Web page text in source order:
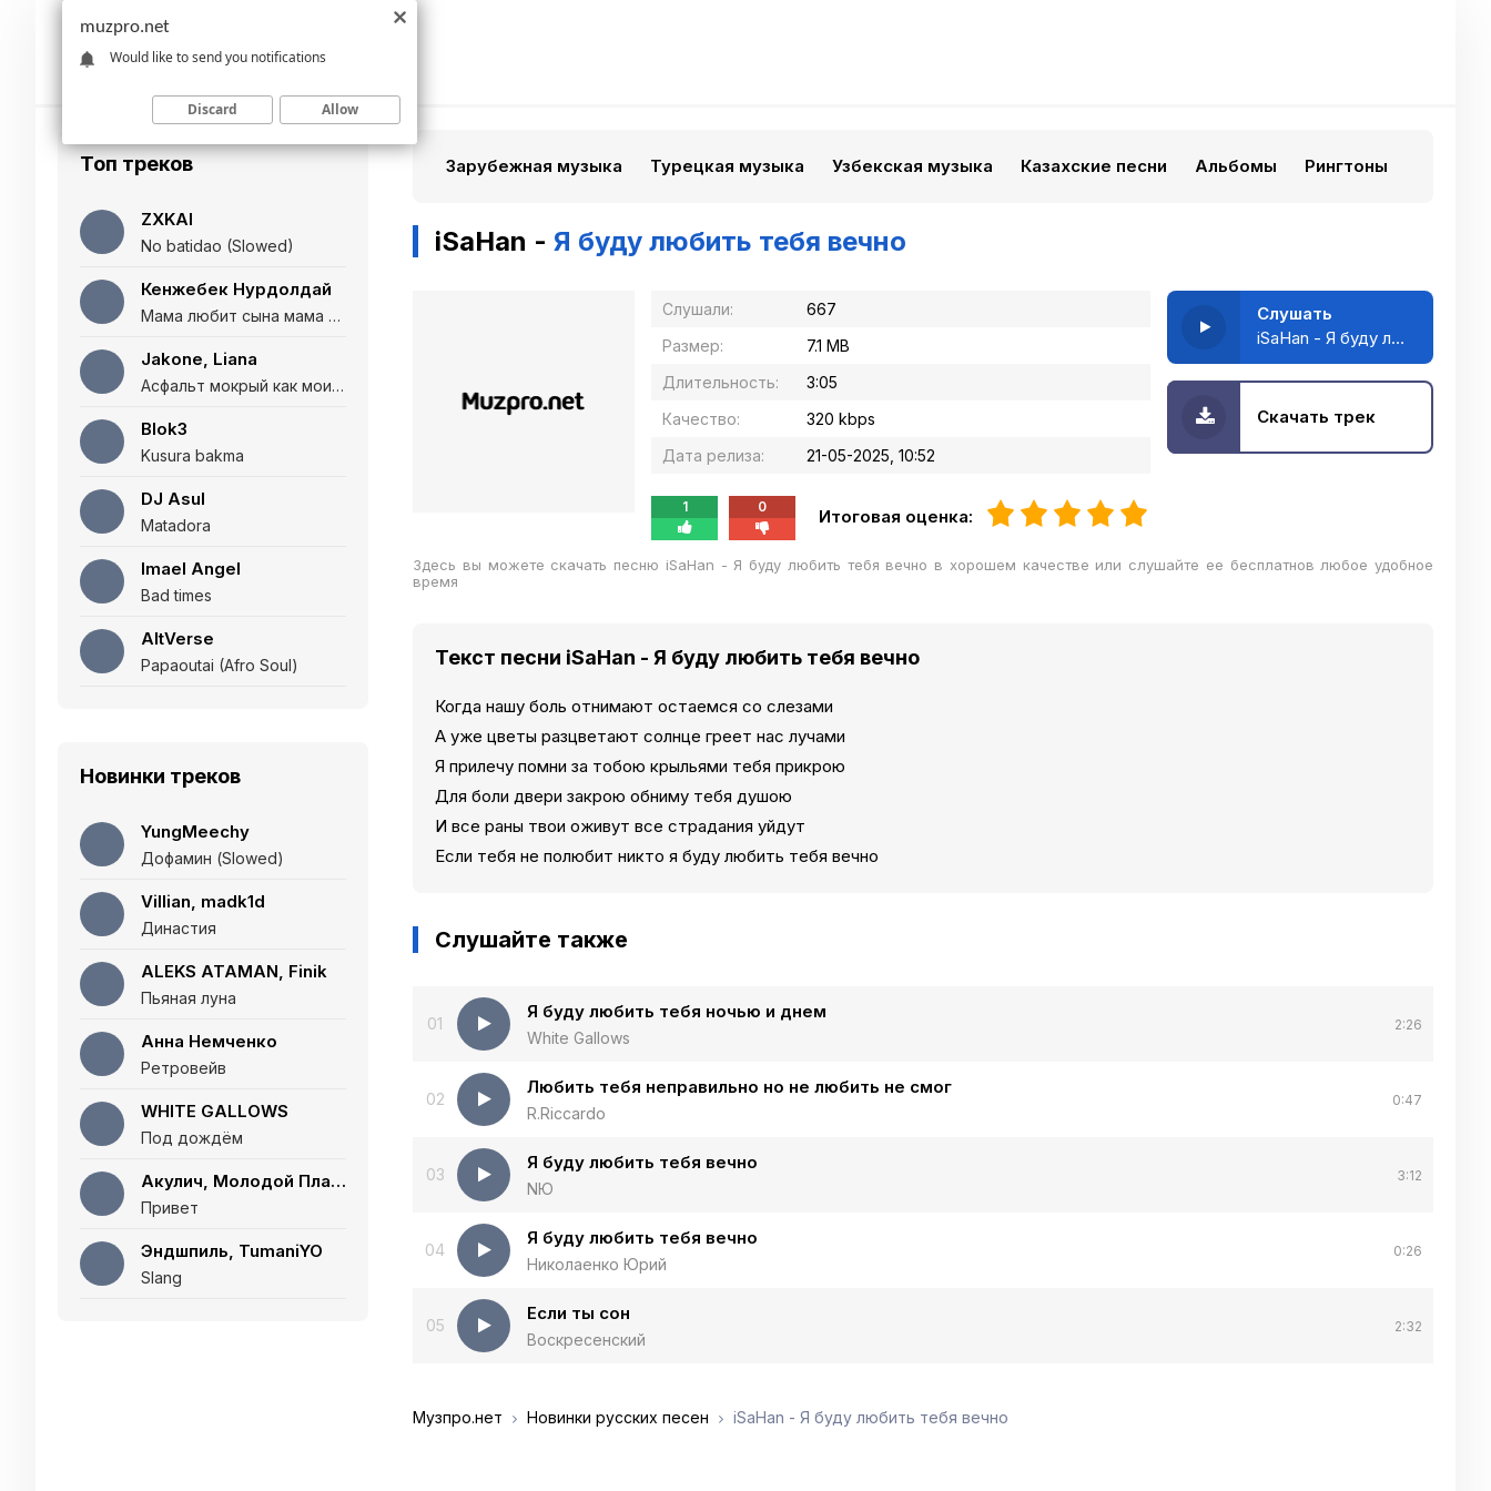
Топ треков
ZXKAI
No batidao (Slowed)
Кенжебек Нурдолдай
Мама любит сына мама любит дочь (Полная версия)
Jakone, Liana
Асфальт мокрый как мои глаза и я нарезаю
Blok3
Kusura bakma
DJ Asul
Matadora
Imael Angel
Bad times
AltVerse
Papaoutai (Afro Soul)
Новинки треков
YungMeechy
Дофамин (Slowed)
Villian, madk1d
Династия
ALEKS ATAMAN, Finik
Пьяная луна
Анна Немченко
Ретровейв
WHITE GALLOWS
Под дождём
Акулич, Молодой Платон
Привет
Эндшпиль, TumaniYO
Slang
Зарубежная музыка Турецкая музыка Узбекская музыка Казахские песни Альбомы Рингтоны
iSaHan - Я буду любить тебя вечно
Слушали:
667
Размер:
7.1 MB
Длительность:
3:05
Качество:
320 kbps
Дата релиза:
21-05-2025, 10:52
1 0 Итоговая оценка:
Слушать
iSaHan - Я буду любить тебя вечно
Скачать трек
Здесь вы можете скачать песню iSaHan - Я буду любить тебя вечно в хорошем качестве или слушайте ее бесплатнов любое удобное
время
Текст песни iSaHan - Я буду любить тебя вечно
Когда нашу боль отнимают остаемся со слезами
А уже цветы разцветают солнце греет нас лучами
Я прилечу помни за тобою крыльями тебя прикрою
Для боли двери закрою обниму тебя душою
И все раны твои оживут все страдания уйдут
Если тебя не полюбит никто я буду любить тебя вечно
Слушайте также
01
Я буду любить тебя ночью и днем
White Gallows
2:26
02
Любить тебя неправильно но не любить не смог
R.Riccardo
0:47
03
Я буду любить тебя вечно
NЮ
3:12
04
Я буду любить тебя вечно
Николаенко Юрий
0:26
05
Если ты сон
Воскресенский
2:32
Музпро.нет Новинки русских песен iSaHan - Я буду любить тебя вечно
muzpro.net
Would like to send you notifications
Discard Allow